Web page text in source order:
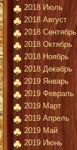
2018 Июль
2018 Август
2018 Сентябрь
2018 Октябрь
2018 Ноябрь
2018 Декабрь
2019 Январь
2019 Февраль
2019 Март
2019 Апрель
2019 Май
2019 Июнь